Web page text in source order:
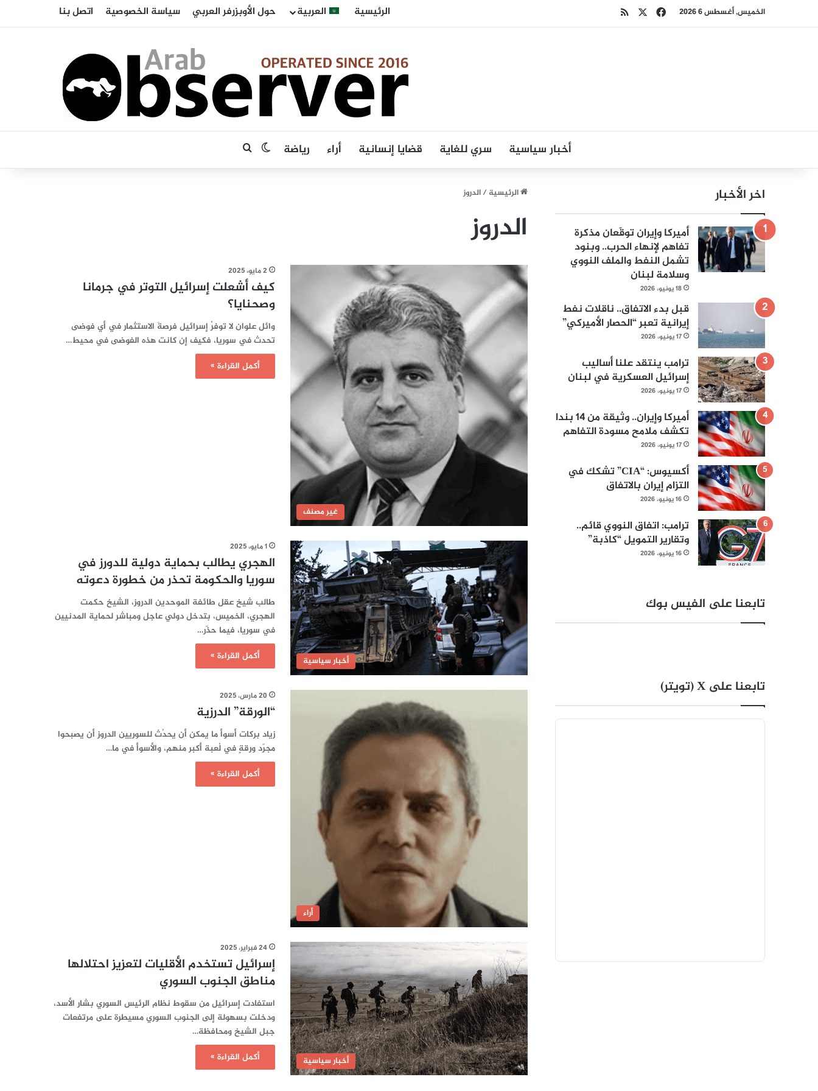
الخميس, أغسطس 6 2026 فيسبوك الرئيسية العربية حول الأوبزرفر العربي سياسة الخصوصية اتصل بنا
أخبار سياسية سري للغاية قضايا إنسانية أراء رياضة الوضع المظلم
الرئيسية/الدروز
الدروز
غير مصنف
2 مايو، 2025
كيف أشعلت إسرائيل التوتر في جرمانا
وصحنايا؟
وائل علوان لا توفرُ إسرائيل فرصةَ الاستثمار في أي فوضى
تحدث في سوريا، فكيف إن كانت هذه الفوضى في محيط…
أكمل القراءة »
أخبار سياسية
1 مايو، 2025
الهجري يطالب بحماية دولية للدورز في
سوريا والحكومة تحذر من خطورة دعوته
طالب شيخ عقل طائفة الموحدين الدروز، الشيخ حكمت
الهجري، الخميس، بتدخل دولي عاجل ومباشر لحماية المدنيين
في سوريا، فيما حذّر…
أكمل القراءة »
أراء
20 مارس، 2025
“الورقة” الدرزية
زياد بركات أسوأ ما يمكن أن يحدُث للسوريين الدروز أن يصبحوا
مجرّد ورقةٍ في لُعبة أكبر منهم، والأسوأ في ما…
أكمل القراءة »
أخبار سياسية
24 فبراير، 2025
إسرائيل تستخدم الأقليات لتعزيز احتلالها
مناطق الجنوب السوري
استفادت إسرائيل من سقوط نظام الرئيس السوري بشار الأسد،
ودخلت بسهولة إلى الجنوب السوري مسيطرة على مرتفعات
جبل الشيخ ومحافظة…
أكمل القراءة »
اخر الأخبار
أميركا وإيران توقّعان مذكرة
تفاهم لإنهاء الحرب.. وبنود
تشمل النفط والملف النووي
وسلامة لبنان
18 يونيو، 2026
قبل بدء الاتفاق.. ناقلات نفط
إيرانية تعبر “الحصار الأميركي”
17 يونيو، 2026
ترامب ينتقد علنا أساليب
إسرائيل العسكرية في لبنان
17 يونيو، 2026
أميركا وإيران.. وثيقة من 14 بندا
تكشف ملامح مسودة التفاهم
17 يونيو، 2026
أكسيوس: “CIA” تشكك في
التزام إيران بالاتفاق
16 يونيو، 2026
ترامب: اتفاق النووي قائم..
وتقارير التمويل “كاذبة”
16 يونيو، 2026
تابعنا على الفيس بوك
تابعنا على X (تويتر)